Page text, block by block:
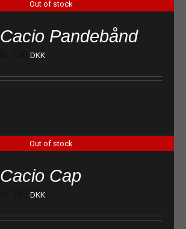
Out of stock
Cacio Pandebånd
DKK
Out of stock
Cacio Cap
DKK